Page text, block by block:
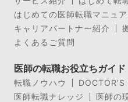
はじめての医師転職マニュ
キャリアパートナー紹介
よくあるご質問
医師の転職お役立ちガイド
転職ノウハウ
医師転職ナレッジ
医師の